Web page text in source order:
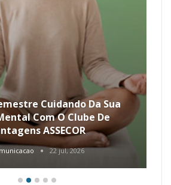
Cuidando Da Sua
Com O Clube De
ASSECOR
22 jul, 2026